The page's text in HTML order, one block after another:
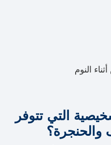
النوم
التي تتوفر
والحنجرة؟